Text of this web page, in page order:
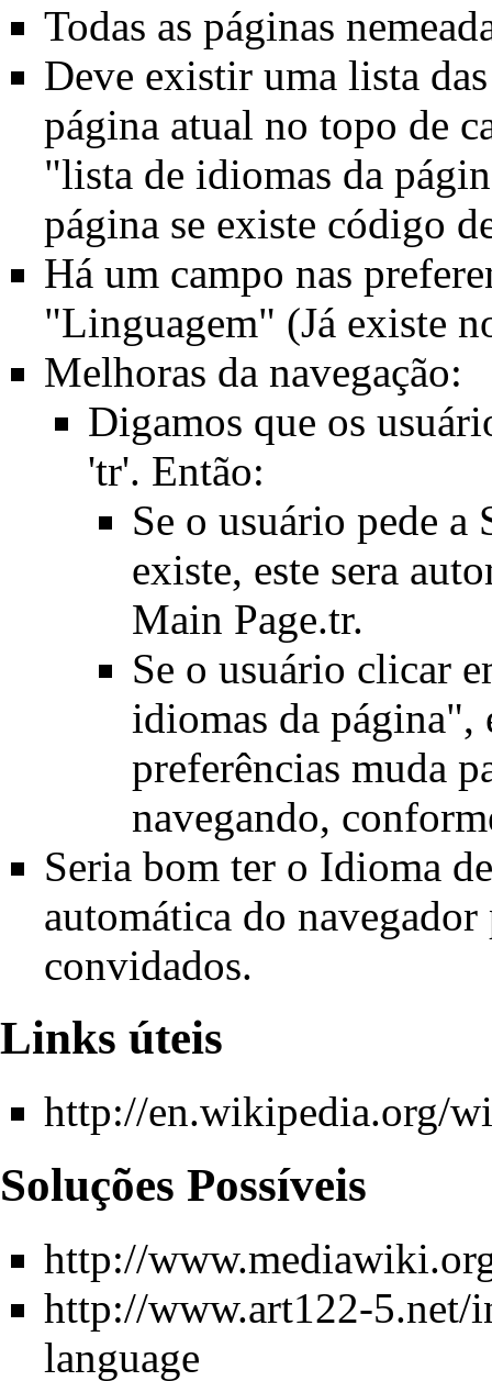
Todas as páginas
Deve existir uma lista
página atual no topo de
"lista de idiomas da
página se existe código
Há um campo nas
"Linguagem" (Já existe
Melhoras da navegação:
Digamos que os
'tr'. Então:
Se o usuário pede a
existe, este sera
Main Page.tr.
Se o usuário clicar
idiomas da página",
preferências muda
navegando,
Seria bom ter o Idioma
automática do
convidados.
Links úteis
http://en.wikipedia.org/
Soluções Possíveis
http://
http://www.art122-
language